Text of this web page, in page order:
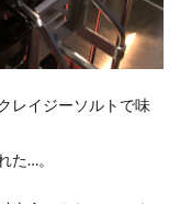
レイジーソルトで味
た…。